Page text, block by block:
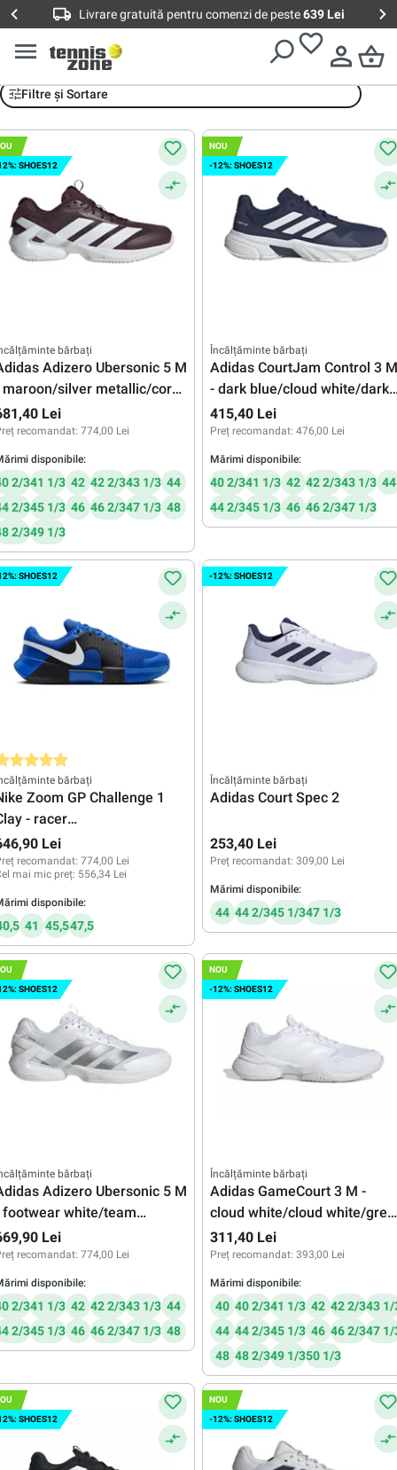
Livrare gratuită pentru comenzi de peste639 Lei
Adidas
Filtre și Sortare
SHOES12
bărbați
Adizero Ubersonic 5 M
maroon/silver metallic/core
Lei
recomandat: 774,00 Lei
disponibile:
2/341 1/3 42 42 2/343 1/3 44
2/345 1/3 46 46 2/347 1/3 48
2/349 1/3
NOU
-12%: SHOES12
Încălțăminte bărbați
Adidas CourtJam Control 3 M
- dark blue/cloud white/dark
blue
415,40 Lei
Preț recomandat: 476,00 Lei
Mărimi disponibile:
40 2/341 1/3 42 42 2/343 1/3 44
44 2/345 1/3 46 46 2/347 1/3
SHOES12
medie de 5 din 5 stele
bărbați
Zoom GP Challenge 1
- racer
white/black/lightening
Lei
recomandat: 774,00 Lei
mai mic preț: 556,34 Lei
disponibile:
41 45,547,5
-12%: SHOES12
Încălțăminte bărbați
Adidas Court Spec 2
253,40 Lei
Preț recomandat: 309,00 Lei
Mărimi disponibile:
44 44 2/345 1/347 1/3
SHOES12
bărbați
Adizero Ubersonic 5 M
footwear white/team
maroon
Lei
recomandat: 774,00 Lei
disponibile:
2/341 1/3 42 42 2/343 1/3 44
2/345 1/3 46 46 2/347 1/3 48
NOU
-12%: SHOES12
Încălțăminte bărbați
Adidas GameCourt 3 M -
cloud white/cloud white/grey
one
311,40 Lei
Preț recomandat: 393,00 Lei
Mărimi disponibile:
40 40 2/341 1/3 42 42 2/343 1/
44 44 2/345 1/3 46 46 2/347 1/
48 48 2/349 1/350 1/3
SHOES12
NOU
-12%: SHOES12